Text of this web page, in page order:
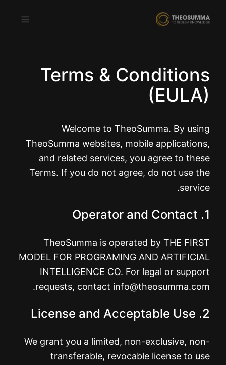
ڈاؤن لوڈ کریں
App Store
Terms & Conditions
(EULA)
Welcome to TheoSumma. By using
TheoSumma websites, mobile applications,
and related services, you agree to these
Terms. If you do not agree, do not use the
service.
1. Operator and Contact
TheoSumma is operated by THE FIRST
MODEL FOR PROGRAMING AND ARTIFICIAL
INTELLIGENCE CO. For legal or support
requests, contact info@theosumma.com
.
2. License and Acceptable Use
We grant you a limited, non-exclusive, non-
transferable, revocable license to use